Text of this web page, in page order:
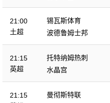
21:00
土超
锡瓦斯体育
波德鲁姆士邦
21:15
英超
托特纳姆热刺
水晶宫
21:15
曼彻斯特联